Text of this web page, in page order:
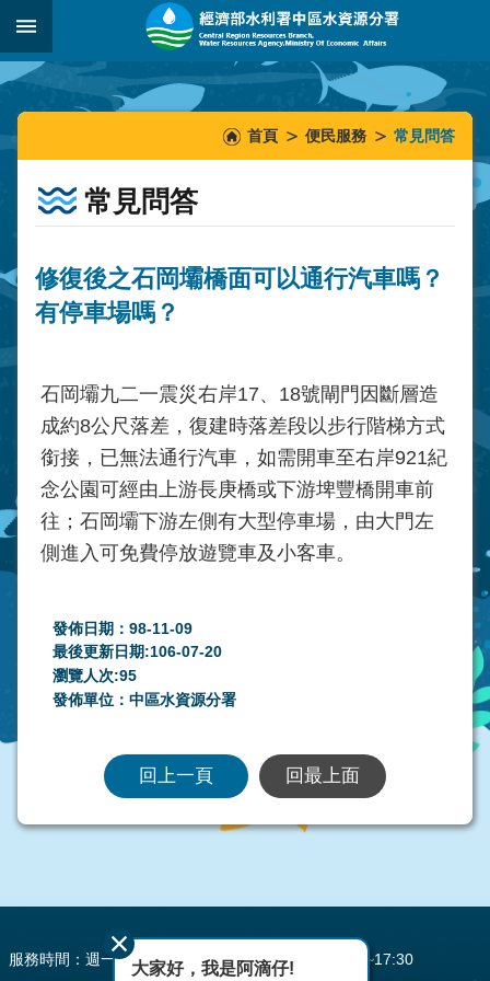
跳到主要內容區塊
:::
::::::
首頁 便民服務 常見問答
常見問答
修復後之石岡壩橋面可以通行汽車嗎？
有停車場嗎？
石岡壩九二一震災右岸17、18號閘門因斷層造
成約8公尺落差，復建時落差段以步行階梯方式
銜接，已無法通行汽車，如需開車至右岸921紀
念公園可經由上游長庚橋或下游埤豐橋開車前
往；石岡壩下游左側有大型停車場，由大門左
側進入可免費停放遊覽車及小客車。
發佈日期：98-11-09
最後更新日期:106-07-20
瀏覽人次:95
發佈單位：中區水資源分署
回上一頁 回最上面
服務時間：週一至週五 AM08:00~12:00 PM13:30~17:30
大家好，我是阿滴仔!